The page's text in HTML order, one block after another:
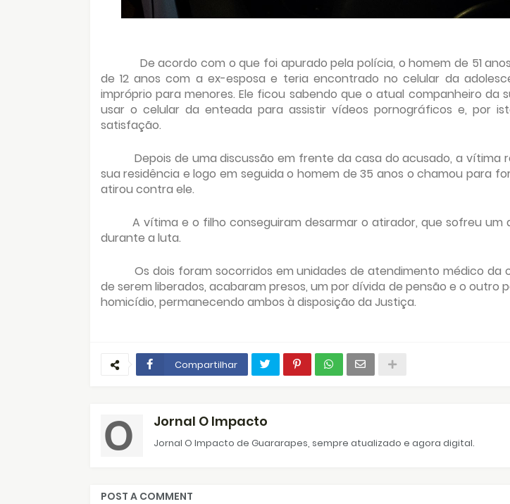
De acordo com o que foi apurado pela polícia, o homem de 51
de 12 anos com a ex-esposa e teria encontrado no celular da
impróprio para menores. Ele ficou sabendo que o atual companheiro da
usar o celular da enteada para assistir vídeos pornográficos e, por
satisfação.
Depois de uma discussão em frente da casa do acusado, a vítima
sua residência e logo em seguida o homem de 35 anos o chamou para
atirou contra ele.
A vítima e o filho conseguiram desarmar o atirador, que sofreu um
durante a luta.
Os dois foram socorridos em unidades de atendimento médico da
de serem liberados, acabaram presos, um por dívida de pensão e o outro
homicídio, permanecendo ambos à disposição da Justiça.
Compartilhar
Jornal O Impacto
Jornal O Impacto de Guararapes, sempre atualizado e agora digital.
POST A COMMENT